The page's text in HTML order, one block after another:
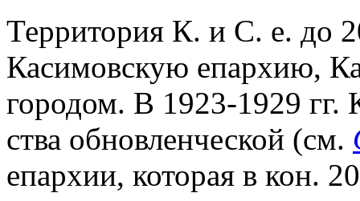
Территория К. и С. е. до
Касимовскую епархию,
городом. В 1923-1929 гг.
ства обновленческой (см.
епархии, которая в кон.